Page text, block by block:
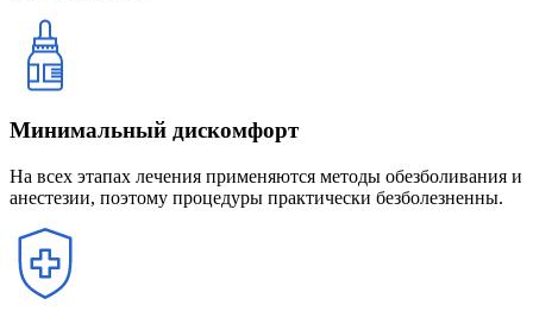
Минимальный дискомфорт
На всех этапах лечения применяются методы обезболивания и
анестезии, поэтому процедуры практически безболезненны.